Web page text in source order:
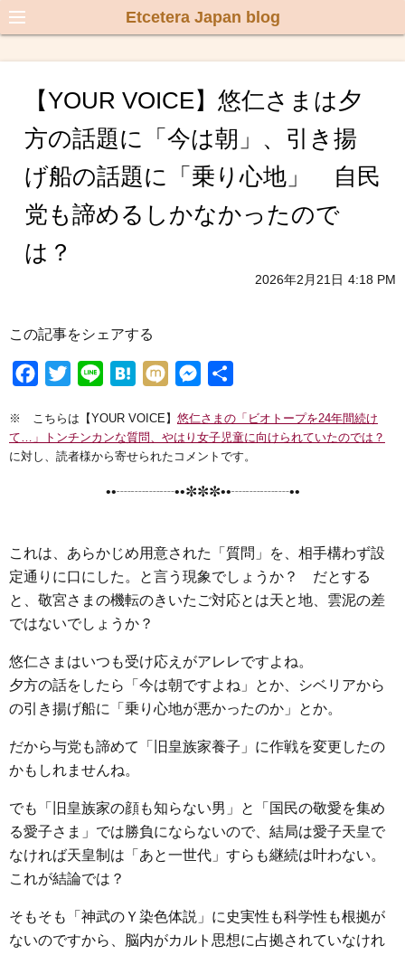
Etcetera Japan blog
【YOUR VOICE】悠仁さまは夕
方の話題に「今は朝」、引き揚
げ船の話題に「乗り心地」 自民
党も諦めるしかなかったので
は？
2026年2月21日 4:18 PM
この記事をシェアする
c
k
i
t
n
e
H
t
e
M
x
s
n
e
r
※ こちらは【YOUR VOICE】 悠仁さまの「ビオトープを24年間続け
て…」トンチンカンな質問、やはり女子児童に向けられていたのでは？
に対し、読者様から寄せられたコメントです。
••┈┈┈┈••✼✼✼••┈┈┈┈••
これは、あらかじめ用意された「質問」を、相手構わず設
定通りに口にした。と言う現象でしょうか？ だとする
と、敬宮さまの機転のきいたご対応とは天と地、雲泥の差
ではないでしょうか？
悠仁さまはいつも受け応えがアレレですよね。
夕方の話をしたら「今は朝ですよね」とか、シベリアから
の引き揚げ船に「乗り心地が悪かったのか」とか。
だから与党も諦めて「旧皇族家養子」に作戦を変更したの
かもしれませんね。
でも「旧皇族家の顔も知らない男」と「国民の敬愛を集め
る愛子さま」では勝負にならないので、結局は愛子天皇で
なければ天皇制は「あと一世代」すらも継続は叶わない。
これが結論では？
そもそも「神武のＹ染色体説」に史実性も科学性も根拠が
ないのですから、脳内がカルト思想に占拠されていなけれ